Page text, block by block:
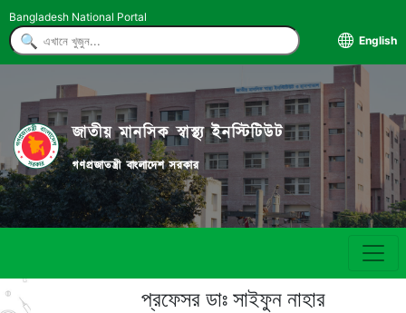
Bangladesh National Portal
English
জাতীয় মানসিক স্বাস্থ্য ইনস্টিটিউট
গণপ্রজাতন্ত্রী বাংলাদেশ সরকার
প্রফেসর ডাঃ সাইফুন নাহার